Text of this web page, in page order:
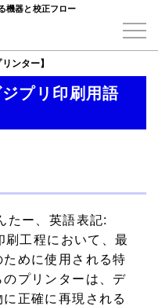
機器と校正フロー
リンター】
ジプリ印刷用語
たー、英語表記:
工程において、最
めに使用される特
プリンターは、デ
正確に再現される